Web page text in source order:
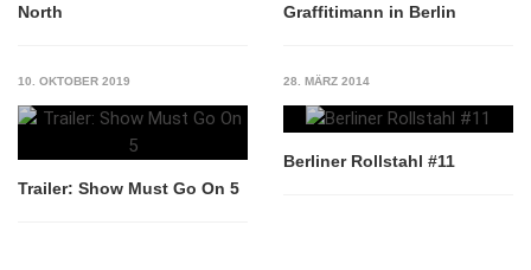
North
Graffitimann in Berlin
10. OKTOBER 2019
Trailer: Show Must Go On 5
28. MÄRZ 2014
Berliner Rollstahl #11